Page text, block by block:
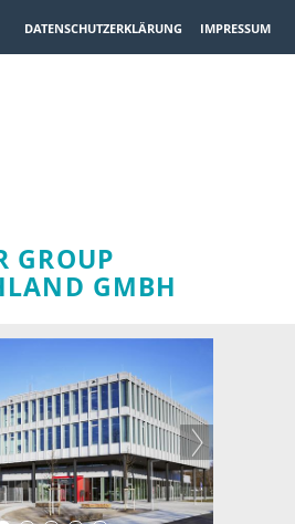
DATENSCHUTZERKLÄRUNG IMPRESSUM
GROUP
GMBH